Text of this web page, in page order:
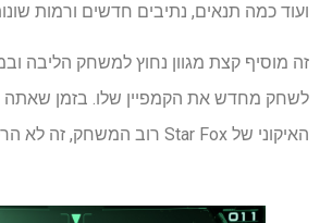
ועוד כמה תנאים, נתיבים חדשים ורמות
זה מוסיף קצת מגוון נחוץ למשחק הליבה
לשחק מחדש את הקמפיין שלו. בזמן שאתה
האיקוני של Star Fox רוב המשחק, זה לא הרכב היחיד.